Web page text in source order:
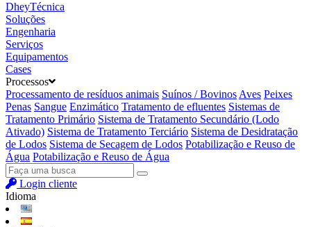
DheyTécnica
Soluções
Engenharia
Serviços
Equipamentos
Cases
Processos
Processamento de resíduos animais Suínos / Bovinos Aves Peixes
Penas Sangue Enzimático Tratamento de efluentes Sistemas de
Tratamento Primário Sistema de Tratamento Secundário (Lodo
Ativado) Sistema de Tratamento Terciário Sistema de Desidratação
de Lodos Sistema de Secagem de Lodos Potabilização e Reuso de
Água Potabilização e Reuso de Água
Login cliente
Idioma